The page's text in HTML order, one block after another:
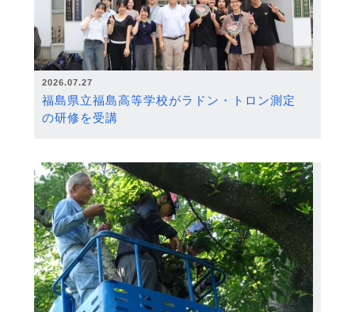
2026.07.27
福島県立福島高等学校がラドン・トロン測定
の研修を受講